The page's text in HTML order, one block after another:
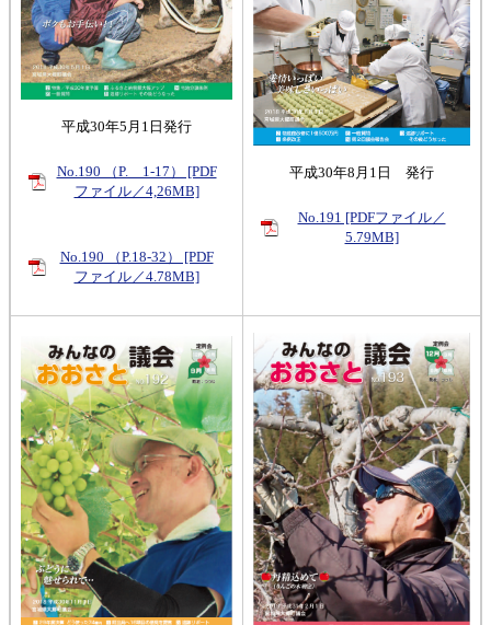
平成30年5月1日発行
No.190 （P. 1-17） [PDF
ファイル／4,26MB]
No.190 （P.18-32） [PDF
ファイル／4.78MB]
平成30年8月1日 発行
No.191 [PDFファイル／
5.79MB]